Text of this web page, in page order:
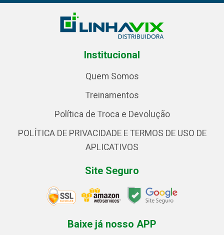
Institucional
Quem Somos
Treinamentos
Política de Troca e Devolução
POLÍTICA DE PRIVACIDADE E TERMOS DE USO DE
APLICATIVOS
Site Seguro
Baixe já nosso APP